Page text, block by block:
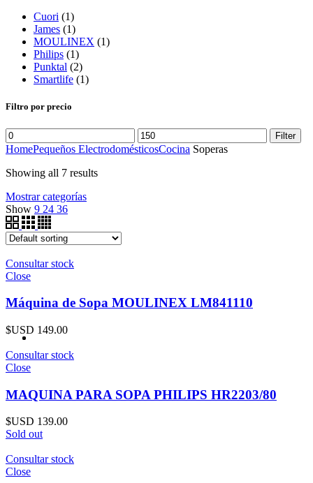
Cuori (1)
James (1)
MOULINEX (1)
Philips (1)
Punktal (2)
Smartlife (1)
Filtro por precio
Filter
HomePequeños ElectrodomésticosCocina Soperas
Showing all 7 results
Mostrar categorías
Show 9 24 36
Consultar stock
Close
Máquina de Sopa MOULINEX LM841110
$USD 149.00
Consultar stock
Close
MAQUINA PARA SOPA PHILIPS HR2203/80
$USD 139.00
Sold out
Consultar stock
Close